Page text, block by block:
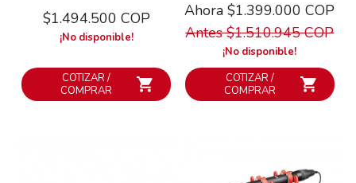
$1.494.500 COP
¡No disponible!
COTIZAR /
COMPRAR
Ahora $1.399.000 COP
Antes $1.510.945 COP
¡No disponible!
COTIZAR /
COMPRAR